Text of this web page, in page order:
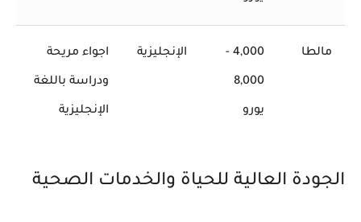
مالطا 4,000 -
8,000
يورو
الإنجليزية اجواء مريحة
ودراسة باللغة
الإنجليزية
الجودة العالية للحياة والخدمات الصحية